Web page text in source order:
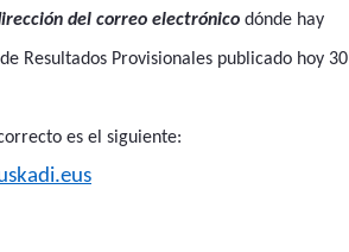
del correo electrónicodónde hay
Resultados Provisionales publicado hoy 30
es el siguiente: